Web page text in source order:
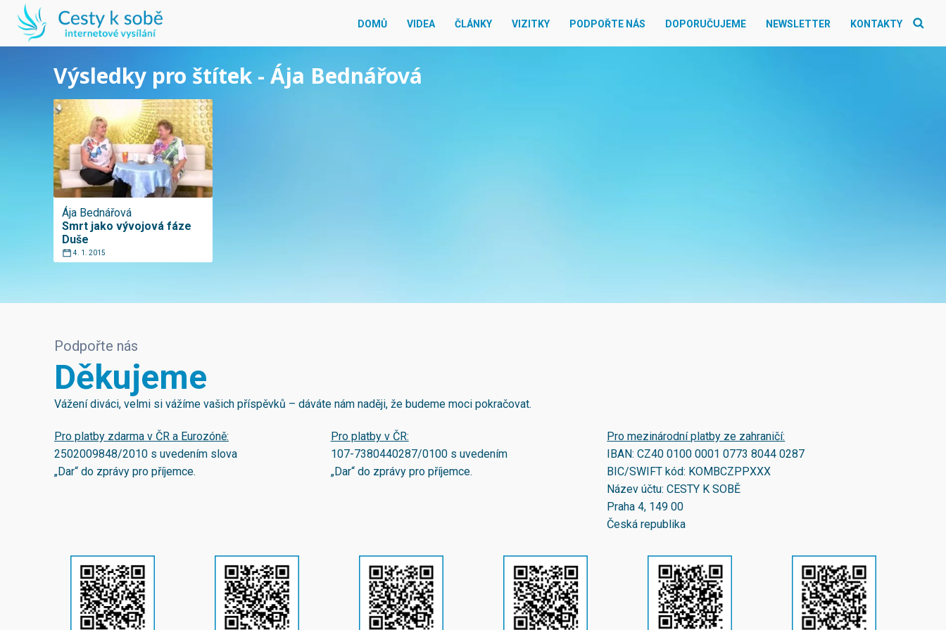
DOMŮ VIDEA ČLÁNKY VIZITKY PODPOŘTE NÁS DOPORUČUJEME NEWSLETTER KONTAKTY
Výsledky pro štítek - Ája Bednářová
Ája Bednářová
Smrt jako vývojová fáze
Duše
4. 1. 2015
Podpořte nás
Děkujeme
Vážení diváci, velmi si vážíme vašich příspěvků – dáváte nám naději, že budeme moci pokračovat.
Pro platby zdarma v ČR a Eurozóně:
2502009848/2010 s uvedením slova
„Dar“ do zprávy pro příjemce.
Pro platby v ČR:
107-7380440287/0100s uvedením
„Dar“ do zprávy pro příjemce.
Pro mezinárodní platby ze zahraničí:
IBAN:CZ40 0100 0001 0773 8044 0287
BIC/SWIFT kód: KOMBCZPPXXX
Název účtu: CESTY K SOBĚ
Praha 4, 149 00
Česká republika